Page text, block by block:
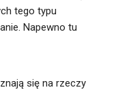
tego typu
Napewno tu
się na rzeczy